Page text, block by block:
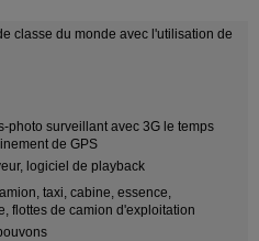
classe du monde avec l'utilisation de
photo surveillant avec 3G le temps
de GPS
logiciel de playback
taxi, cabine, essence,
flottes de camion d'exploitation